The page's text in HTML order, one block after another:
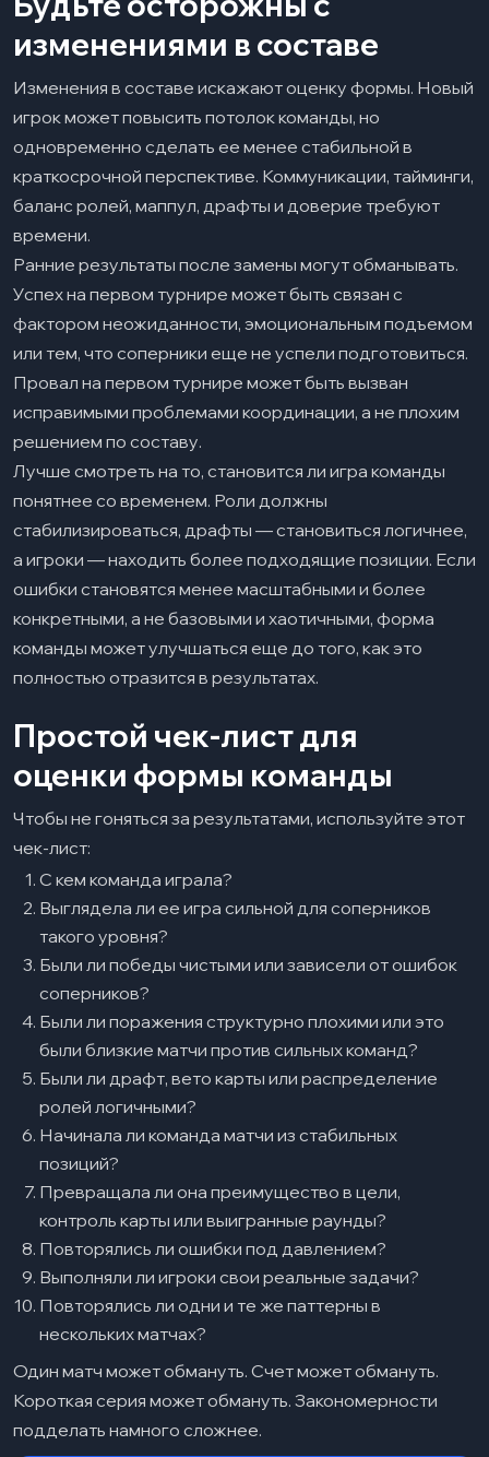
изменениями в составе
Изменения в составе искажают оценку формы. Новый
игрок может повысить потолок команды, но
одновременно сделать ее менее стабильной в
краткосрочной перспективе. Коммуникации, тайминги,
баланс ролей, маппул, драфты и доверие требуют
времени.
Ранние результаты после замены могут обманывать.
Успех на первом турнире может быть связан с
фактором неожиданности, эмоциональным подъемом
или тем, что соперники еще не успели подготовиться.
Провал на первом турнире может быть вызван
исправимыми проблемами координации, а не плохим
решением по составу.
Лучше смотреть на то, становится ли игра команды
понятнее со временем. Роли должны
стабилизироваться, драфты — становиться логичнее,
а игроки — находить более подходящие позиции. Если
ошибки становятся менее масштабными и более
конкретными, а не базовыми и хаотичными, форма
команды может улучшаться еще до того, как это
полностью отразится в результатах.
Простой чек-лист для
оценки формы команды
Чтобы не гоняться за результатами, используйте этот
чек-лист:
С кем команда играла?
Выглядела ли ее игра сильной для соперников
такого уровня?
Были ли победы чистыми или зависели от ошибок
соперников?
Были ли поражения структурно плохими или это
были близкие матчи против сильных команд?
Были ли драфт, вето карты или распределение
ролей логичными?
Начинала ли команда матчи из стабильных
позиций?
Превращала ли она преимущество в цели,
контроль карты или выигранные раунды?
Повторялись ли ошибки под давлением?
Выполняли ли игроки свои реальные задачи?
Повторялись ли одни и те же паттерны в
нескольких матчах?
Один матч может обмануть. Счет может обмануть.
Короткая серия может обмануть. Закономерности
подделать намного сложнее.